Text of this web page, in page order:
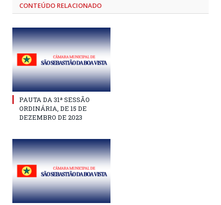
CONTEÚDO RELACIONADO
PAUTA DA 31ª SESSÃO
ORDINÁRIA, DE 15 DE
DEZEMBRO DE 2023